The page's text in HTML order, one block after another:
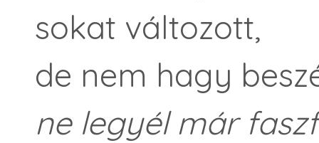
sokat változott,
de nem hagy
ne legyél már